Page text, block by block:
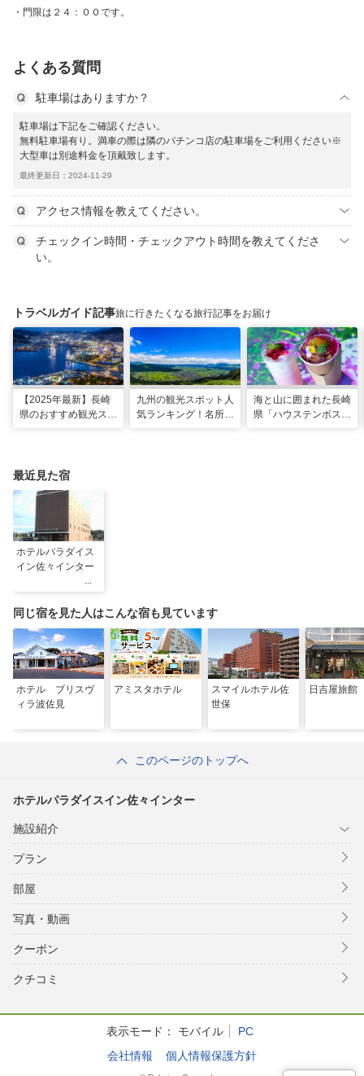
門限は２４：００です。
よくある質問
駐車場はありますか？
駐車場は下記をご確認ください。
無料駐車場有り。満車の際は隣のパチンコ店の駐車場をご利用ください※
大型車は別途料金を頂戴致します。
最終更新日：2024-11-29
アクセス情報を教えてください。
チェックイン時間・チェックアウト時間を教えてくださ
い。
トラベルガイド記事旅に行きたくなる旅行記事をお届け
【2025年最新】長崎
県のおすすめ観光スポ
九州の観光スポット人
気ランキング！名所も
海と山に囲まれた長崎
県「ハウステンボス」
最近見た宿
ホテルパラダイス
イン佐々インター
同じ宿を見た人はこんな宿も見ています
ホテル ブリスヴ
ィラ波佐見
アミスタホテル
スマイルホテル佐
世保
日吉屋旅館
このページのトップへ
ホテルパラダイスイン佐々インター
施設紹介
プラン
部屋
写真・動画
クーポン
クチコミ
表示モード： モバイル
PC
会社情報
個人情報保護方針